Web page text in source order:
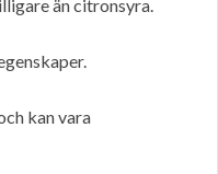
än citronsyra.
kan vara